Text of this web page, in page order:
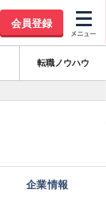
会員登録
転職ノウハウ
企業情報